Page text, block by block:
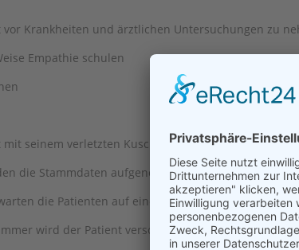
vor Krankheiten und ärztlichen Untersuchungen zu
Empathie schulen
mit seinem verletzten Kuscheltier zu uns
die Stammdaten aufgenommen
die Patienten auf einen verfügbaren Arzt
wird der Patient versorgt, sein/e Mama/Papa